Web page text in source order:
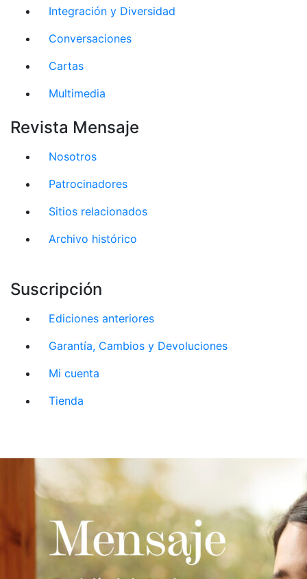
Integración y Diversidad
Conversaciones
Cartas
Multimedia
Revista Mensaje
Nosotros
Patrocinadores
Sitios relacionados
Archivo histórico
Suscripción
Ediciones anteriores
Garantía, Cambios y Devoluciones
Mi cuenta
Tienda